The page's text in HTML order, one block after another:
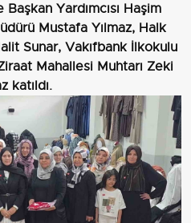
Yardımcısı Haşim
Mustafa Yılmaz, Halk
Sunar, Vakıfbank İlkokulu
Mahallesi Muhtarı Zeki
katıldı.